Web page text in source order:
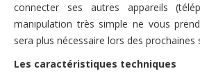
connecter ses autres appareils
manipulation très simple ne vous
sera plus nécessaire lors des prochaines
Les caractéristiques techniques